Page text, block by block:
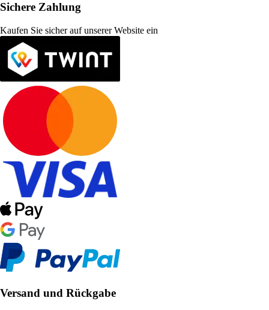
Sichere Zahlung
Kaufen Sie sicher auf unserer Website ein
Versand und Rückgabe